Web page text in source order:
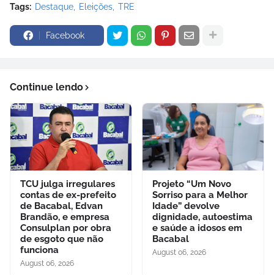
Tags: Destaque Eleições TRE
Facebook
Continue lendo
TCU julga irregulares
contas de ex-prefeito
de Bacabal, Edvan
Brandão, e empresa
Consulplan por obra
de esgoto que não
funciona
August 06, 2026
Projeto “Um Novo
Sorriso para a Melhor
Idade” devolve
dignidade, autoestima
e saúde a idosos em
Bacabal
August 06, 2026